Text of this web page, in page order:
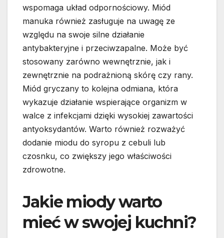
wspomaga układ odpornościowy. Miód
manuka również zasługuje na uwagę ze
względu na swoje silne działanie
antybakteryjne i przeciwzapalne. Może być
stosowany zarówno wewnętrznie, jak i
zewnętrznie na podrażnioną skórę czy rany.
Miód gryczany to kolejna odmiana, która
wykazuje działanie wspierające organizm w
walce z infekcjami dzięki wysokiej zawartości
antyoksydantów. Warto również rozważyć
dodanie miodu do syropu z cebuli lub
czosnku, co zwiększy jego właściwości
zdrowotne.
Jakie miody warto
mieć w swojej kuchni?